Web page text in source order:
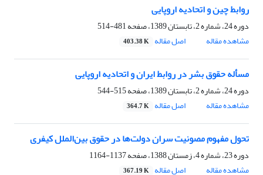
روابط چین و اتحادیه اروپایی ‏
دوره 24، شماره 2، تابستان 1389، صفحه
481-514
مشاهده مقاله
اصل مقاله 403.38 K
مسأله حقوق بشر در روابط ایران و اتحادیه اروپایی ‏
دوره 24، شماره 2، تابستان 1389، صفحه
515-544
مشاهده مقاله
اصل مقاله 364.7 K
تحول مفهوم مصونیت سران دولت‌ها در حقوق ‏بین‌الملل کیفری ‏
دوره 23، شماره 4، زمستان 1388، صفحه
1137-1164
مشاهده مقاله
اصل مقاله 367.19 K